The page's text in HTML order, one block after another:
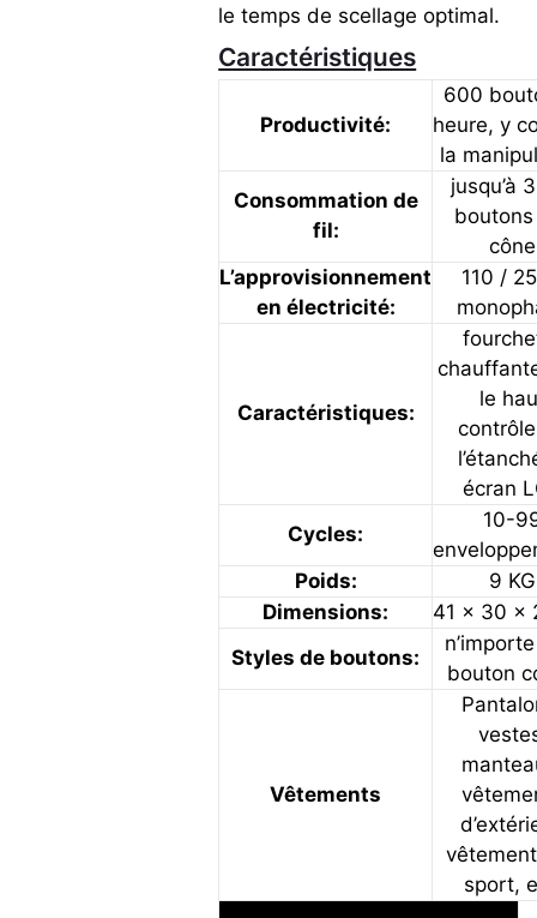
le temps de scellage optimal.
Caractéristiques
Productivité:
600
heure, y
la
Consommation de
fil:
jusqu’à
cône
L’approvisionnement
en électricité:
110 /
Caractéristiques:
le
écran
Cycles:
10-
Poids:
9 KG
Dimensions:
41 x 30 x
Styles de boutons:
bouton
Vêtements
sport,